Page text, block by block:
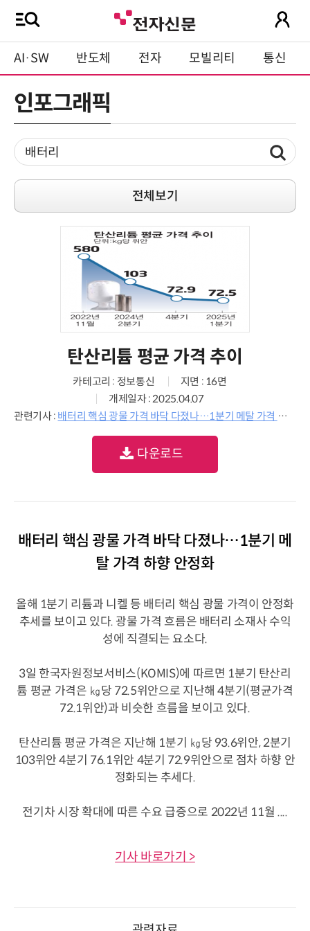
AI·SW 반도체 전자 모빌리티 통신
인포그래픽
전체보기
탄산리튬 평균 가격 추이
카테고리 : 정보통신
지면 : 16면
개제일자 : 2025.04.07
관련기사 : 배터리 핵심 광물 가격 바닥 다졌나…1분기 메탈 가격 하향 안정화
다운로드
배터리 핵심 광물 가격 바닥 다졌나…1분기 메
탈 가격 하향 안정화
올해 1분기 리튬과 니켈 등 배터리 핵심 광물 가격이 안정화
추세를 보이고 있다. 광물 가격 흐름은 배터리 소재사 수익
성에 직결되는 요소다.
3일 한국자원정보서비스(KOMIS)에 따르면 1분기 탄산리
튬 평균 가격은 ㎏당 72.5위안으로 지난해 4분기(평균가격
72.1위안)과 비슷한 흐름을 보이고 있다.
탄산리튬 평균 가격은 지난해 1분기 ㎏당 93.6위안, 2분기
103위안 4분기 76.1위안 4분기 72.9위안으로 점차 하향 안
정화되는 추세다.
전기차 시장 확대에 따른 수요 급증으로 2022년 11월 ....
기사 바로가기 >